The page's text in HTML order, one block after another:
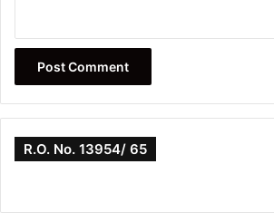
R.O. No. 13954/ 65